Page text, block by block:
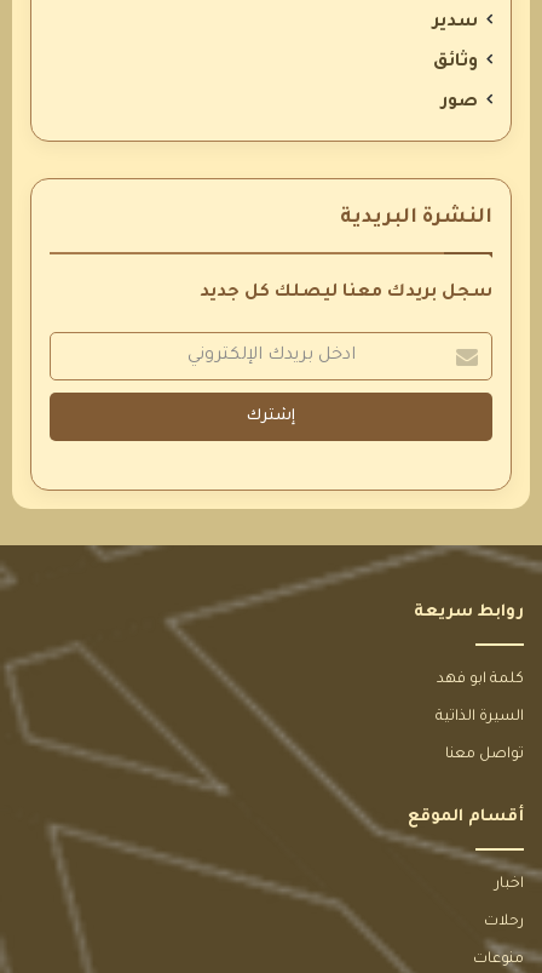
سدير
وثائق
صور
النشرة البريدية
سجل بريدك معنا ليصلك كل جديد
إشترك
روابط سريعة
كلمة ابو فهد
السيرة الذاتية
تواصل معنا
أقسام الموقع
اخبار
رحلات
منوعات